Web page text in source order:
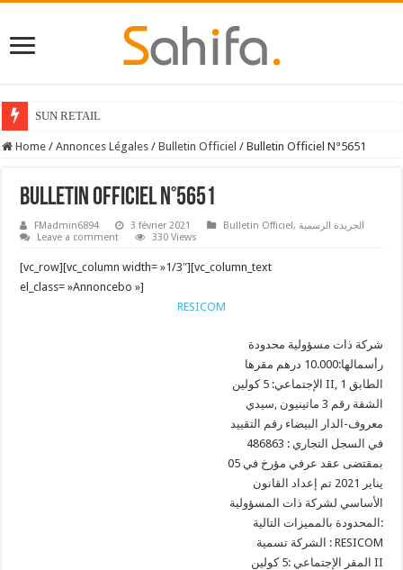
SUN RETAIL
Home / Annonces Légales / Bulletin Officiel / Bulletin Officiel N°5651
Bulletin Officiel N°5651
FMadmin6894 3 février 2021 Bulletin Officiel, الجريدة الرسمية
Leave a comment
330 Views
[vc_row][vc_column width= »1/3″][vc_column_text
el_class= »Annoncebo »]
RESICOM
شركة ذات مسؤولية محدودة
رأسمالها:10.000 درهم مقرها
الإجتماعي: 5 كولين II, الطابق 1
الشقة رقم 3 ماتينيون ,سيدي
معروف-الدار البيضاء رقم التقييد
في السجل التجاري : 486863
بمقتضى عقد عرفي مؤرخ في 05
يناير 2021 تم إعداد القانون
الأساسي لشركة ذات المسؤولية
المحدودة بالمميزات التالية:
الشركة تسمية : RESICOM
المقر الإجتماعي :5 كولين II